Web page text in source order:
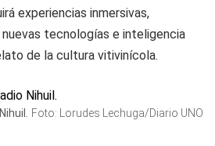
experiencias inmersivas,
tecnologías e inteligencia
de la cultura vitivinícola.
Foto: Lorudes Lechuga/Diario UNO